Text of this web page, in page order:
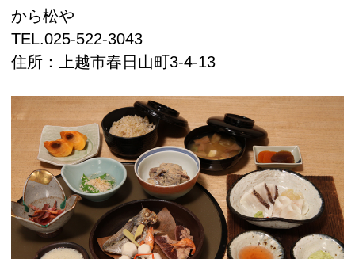
から松や
TEL.025-522-3043
住所：
上越市春日山町3-4-13